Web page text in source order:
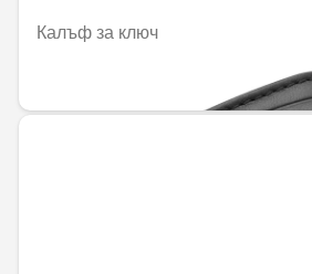
Калъф за ключ